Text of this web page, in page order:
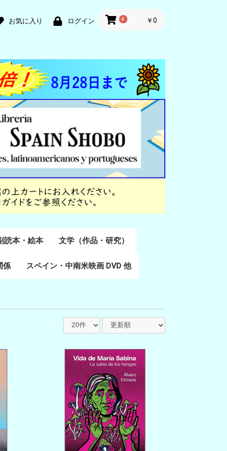
お気に入り ログイン 0 ￥0
読本・絵本
書
文学（作品・研究）
スペイン語文学
ポルトガル語文学
カタルーニャ文学
バスク文学
その他
係 スペイン・中南米映画 DVD 他